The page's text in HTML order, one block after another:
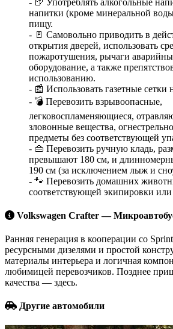
напитки (кроме минеральной
пищу.
- 🚪 Самовольно приводить в
открытия дверей, использовать
пожаротушения, рычаги
оборудование, а также
использованию.
- 📰 Использовать газетные сетки
- 💣 Перевозить взрывоопасные,
легковоспламеняющиеся,
зловонные вещества,
предметы без соответствующей
- 👜 Перевозить ручную кладь,
превышают 180 см, и
190 см (за исключением лыж и
- 🐾 Перевозить домашних
соответствующей экипировки
Volkswagen Crafter —
Ранняя генерация в кооперации со
ресурсными дизелями и простой
материалы интерьера и логичная
любимицей перевозчиков. Позднее
качества — здесь.
Другие автомобили